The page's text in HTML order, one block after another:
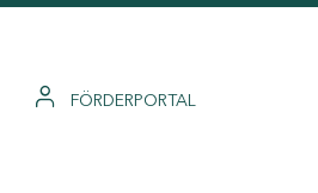
FÖRDERPORTAL